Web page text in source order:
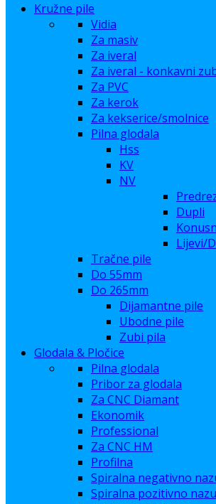
Kružne pile
Vidia
Za masiv
Za iveral
Za iveral - konkavni
Za PVC
Za kerok
Za kekserice/smolnice
Pilna glodala
Hss
KV
NV
Dupli
Lijevi/
Tračne pile
Do 55mm
Do 265mm
Dijamantne pile
Ubodne pile
Zubi pila
Glodala & Pločice
Pilna glodala
Pribor za glodala
Za CNC Diamant
Ekonomik
Professional
Za CNC HM
Profilna
Spiralna negativno
Spiralna pozitivno